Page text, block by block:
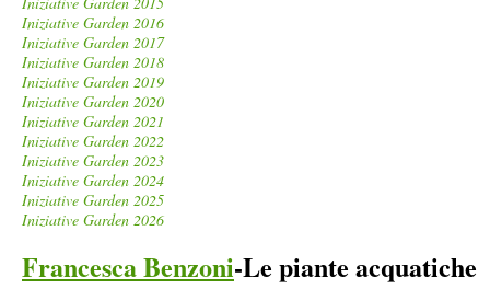
Iniziative Garden 2016
Iniziative Garden 2017
Iniziative Garden 2018
Iniziative Garden 2019
Iniziative Garden 2020
Iniziative Garden 2021
Iniziative Garden 2022
Iniziative Garden 2023
Iniziative Garden 2024
Iniziative Garden 2025
Iniziative Garden 2026
Francesca Benzoni-Le piante acquatiche